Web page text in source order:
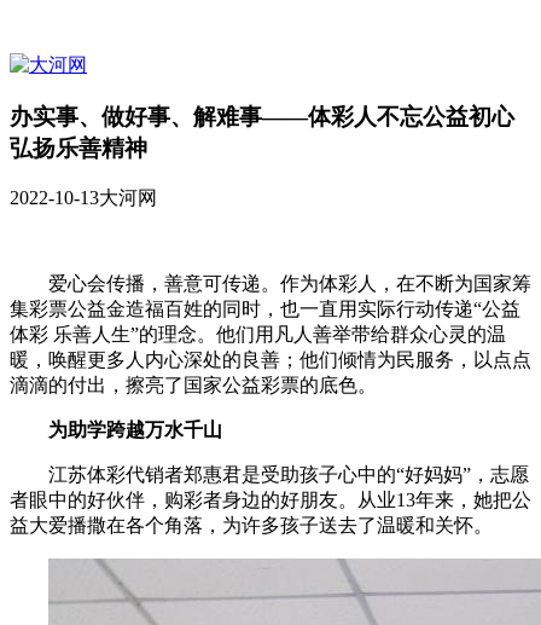
办实事、做好事、解难事——体彩人不忘公益初心
弘扬乐善精神
2022-10-13大河网
爱心会传播，善意可传递。作为体彩人，在不断为国家筹
集彩票公益金造福百姓的同时，也一直用实际行动传递“公益
体彩 乐善人生”的理念。他们用凡人善举带给群众心灵的温
暖，唤醒更多人内心深处的良善；他们倾情为民服务，以点点
滴滴的付出，擦亮了国家公益彩票的底色。
为助学跨越万水千山
江苏体彩代销者郑惠君是受助孩子心中的“好妈妈”，志愿
者眼中的好伙伴，购彩者身边的好朋友。从业13年来，她把公
益大爱播撒在各个角落，为许多孩子送去了温暖和关怀。